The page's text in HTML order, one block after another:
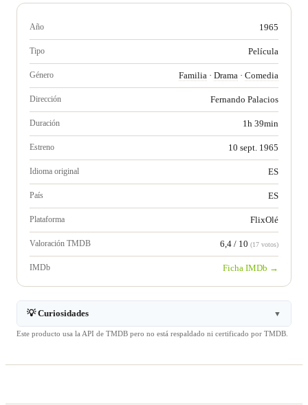
Año 1965
Tipo Película
Género Familia · Drama · Comedia
Dirección Fernando Palacios
Duración 1h 39min
Estreno 10 sept. 1965
Idioma original ES
País ES
Plataforma FlixOlé
Valoración TMDB 6,4 / 10 (17 votos)
IMDb Ficha IMDb →
💡 Curiosidades ▼
Este producto usa la API de TMDB pero no está respaldado ni certificado por TMDB.